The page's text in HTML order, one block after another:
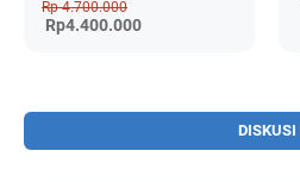
Rp 4.700.000
Rp4.400.000
DISKUSI